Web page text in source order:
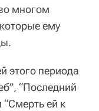
многом
ему
этого периода
“Последний
“Смерть ей к